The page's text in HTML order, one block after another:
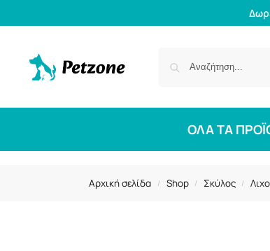
ΟΛΑ ΤΑ
Αρχική σελίδα / Shop / Σκύλος /